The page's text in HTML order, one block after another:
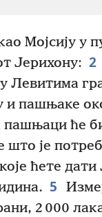
Мојсију у
Јерихону: 2
Левитима
и пашњаке
ће
што је
ћете
5
2 000